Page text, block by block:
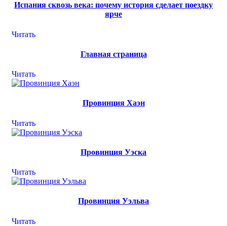
Испания сквозь века: почему история сделает поездку
ярче
Читать
Главная страница
Читать
Провинция Хаэн
Читать
Провинция Уэска
Читать
Провинция Уэльва
Читать